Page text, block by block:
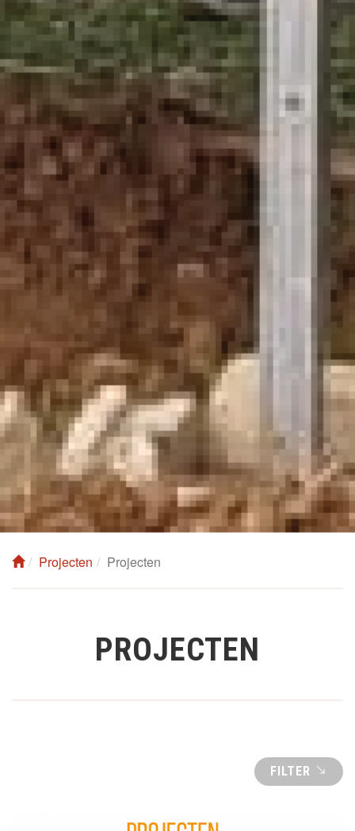
Projecten Projecten
PROJECTEN
FILTER